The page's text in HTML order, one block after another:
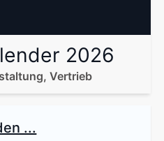
2026
Vertrieb
...